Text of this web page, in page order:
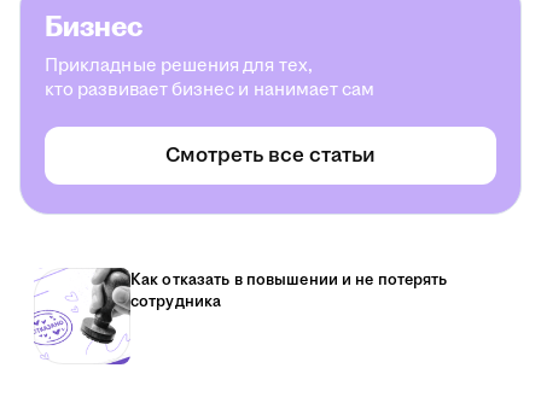
Бизнес
Прикладные решения для тех,
кто развивает бизнес и нанимает сам
Смотреть все статьи
Как отказать в повышении и не потерять
сотрудника